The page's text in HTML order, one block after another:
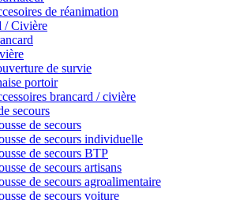
de réanimation
/ Civière
de survie
portoir
brancard / civière
secours
de secours
de secours individuelle
de secours BTP
de secours artisans
de secours agroalimentaire
de secours voiture